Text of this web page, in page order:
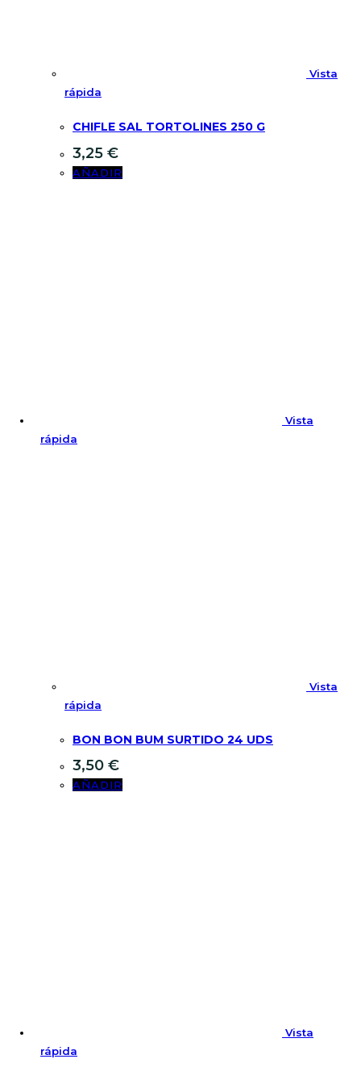
Vista
rápida
CHIFLE SAL TORTOLINES 250 G
3,25 €
AÑADIR
Vista
rápida
Vista
rápida
BON BON BUM SURTIDO 24 UDS
3,50 €
AÑADIR
Vista
rápida